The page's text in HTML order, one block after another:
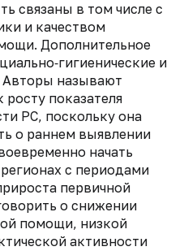
связаны в том числе с
и качеством
Дополнительное
и
Авторы называют
показателя
РС, поскольку она
о раннем выявлении
начать
с периодами
первичной
о снижении
помощи, низкой
активности